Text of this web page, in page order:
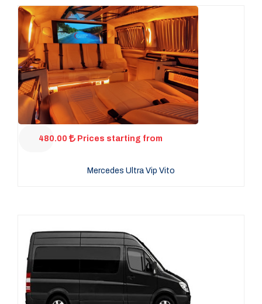
480.00 Prices starting from
Mercedes Ultra Vip Vito